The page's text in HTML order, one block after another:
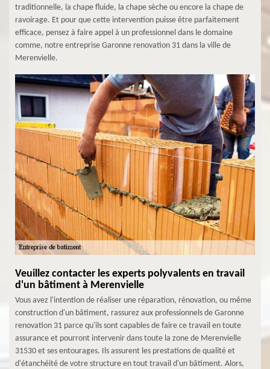
traditionnelle, la chape fluide, la chape sèche ou encore la chape de
ravoirage. Et pour que cette intervention puisse être parfaitement
efficace, pensez à faire appel à un professionnel dans le domaine
comme, notre entreprise Garonne renovation 31 dans la ville de
Merenvielle.
Veuillez contacter les experts polyvalents en travail
d'un bâtiment à Merenvielle
Vous avez l'intention de réaliser une réparation, rénovation, ou même
construction d'un bâtiment, rassurez aux professionnels de Garonne
renovation 31 parce qu'ils sont capables de faire ce travail en toute
assurance et pourront intervenir dans toute la zone de Merenvielle
31530 et ses entourages. Ils assurent les prestations de qualité et
d'étanchéité de votre structure en tout travail d'un bâtiment. Alors,